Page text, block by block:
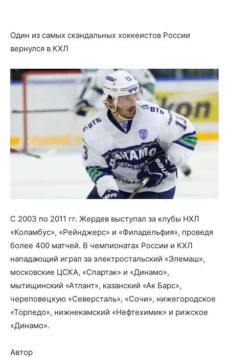
Один из самых скандальных хоккеистов России
вернулся в КХЛ
С 2003 по 2011 гг. Жердев выступал за клубы НХЛ
«Коламбус», «Рейнджерс» и «Филадельфия», проведя
более 400 матчей. В чемпионатах России и КХЛ
нападающий играл за электростальский «Элемаш»,
московские ЦСКА, «Спартак» и «Динамо»,
мытищинский «Атлант», казанский «Ак Барс»,
череповецкую «Северсталь», «Сочи», нижегородское
«Торпедо», нижнекамский «Нефтехимик» и рижское
«Динамо».
Автор